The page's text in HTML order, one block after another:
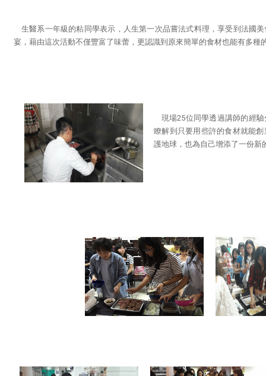
生醫系一年級的粘同學表示，人生第一次品嘗法式料理，享受到法國
宴，藉由這次活動不僅豐富了味蕾，更認識到原來簡單的食材也能有多種
現場25位同學透過講師的經
瞭解到只要用些許的食材就能
護地球，也為自己增添了一份新